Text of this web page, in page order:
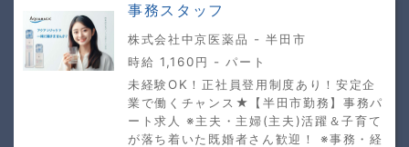
事務スタッフ
株式会社中京医薬品 - 半田市
時給 1,160円 - パート
未経験OK！正社員登用制度あり！安定企
業で働くチャンス★【半田市勤務】事務パ
ート求人 ※主夫・主婦(主夫)活躍＆子育て
が落ち着いた既婚者さん歓迎！ ※事務・経